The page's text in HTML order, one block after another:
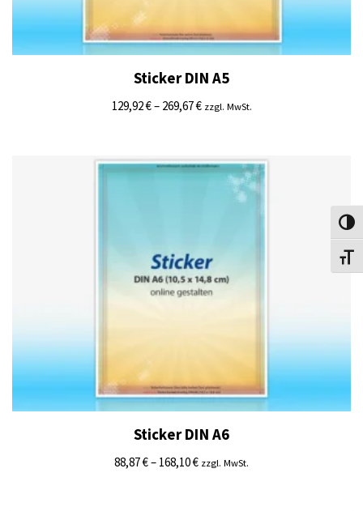
Sticker DIN A5
129,92€– 269,67€ zzgl. MwSt.
Sticker DIN A6
88,87€– 168,10€ zzgl. MwSt.